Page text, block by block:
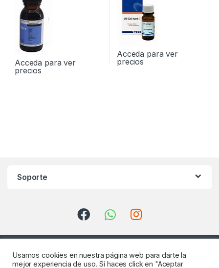
Acceda para ver
precios
Acceda para ver
precios
Soporte
Usamos cookies en nuestra página web para darte la
mejor experiencia de uso. Si haces click en "Aceptar